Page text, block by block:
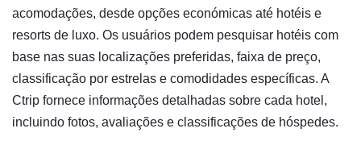
acomodações, desde opções económicas até hotéis e
resorts de luxo. Os usuários podem pesquisar hotéis com
base nas suas localizações preferidas, faixa de preço,
classificação por estrelas e comodidades específicas. A
Ctrip fornece informações detalhadas sobre cada hotel,
incluindo fotos, avaliações e classificações de hóspedes.